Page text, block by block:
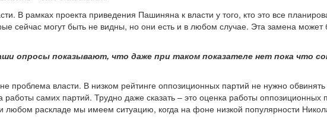
В рамках проекта приведения Пашиняна к власти у того, кто это все
сейчас могут быть не видны, но они есть и в любом случае. Эта замена может
опросы показывают, что даже при таком показателе нет пока что
проблема власти. В низком рейтинге оппозиционных партий не нужно
работы самих партий. Трудно даже сказать – это оценка работы оппозиционных
любом раскладе мы имеем ситуацию, когда на фоне низкой популярности